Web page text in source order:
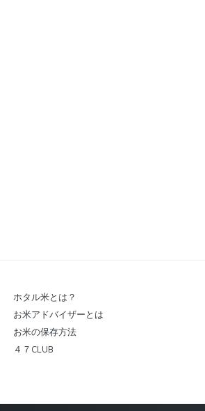
ホタル米とは？
お米アドバイザーとは
お米の保存方法
４７CLUB